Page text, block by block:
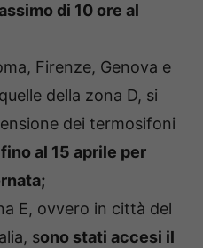
di 10 ore al
Firenze, Genova e
della zona D, si
dei termosifoni
al 15 aprile per
E, ovvero in città del
sono stati accesi il